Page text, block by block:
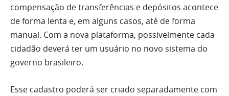
compensação de transferências e depósitos acontece
de forma lenta e, em alguns casos, até de forma
manual. Com a nova plataforma, possivelmente cada
cidadão deverá ter um usuário no novo sistema do
governo brasileiro.
Esse cadastro poderá ser criado separadamente com